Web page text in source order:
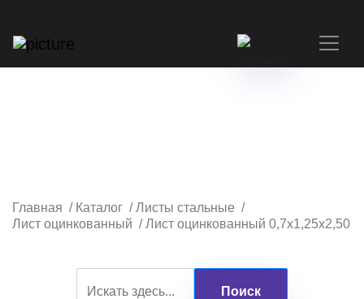
Главная / Каталог /Листы стальные /
Лист оцинкованный /Лист оцинкованный 0,7х1,25х2,50
Поиск